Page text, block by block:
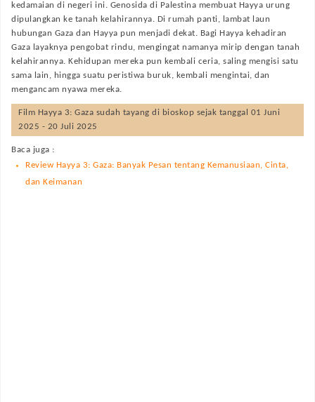
kedamaian di negeri ini. Genosida di Palestina membuat Hayya urung
dipulangkan ke tanah kelahirannya. Di rumah panti, lambat laun
hubungan Gaza dan Hayya pun menjadi dekat. Bagi Hayya kehadiran
Gaza layaknya pengobat rindu, mengingat namanya mirip dengan tanah
kelahirannya. Kehidupan mereka pun kembali ceria, saling mengisi satu
sama lain, hingga suatu peristiwa buruk, kembali mengintai, dan
mengancam nyawa mereka.
Film Hayya 3: Gaza sudah tayang di bioskop sejak tanggal 01 Juni
2025 - 20 Juli 2025
Baca juga :
Review Hayya 3: Gaza: Banyak Pesan tentang Kemanusiaan, Cinta,
dan Keimanan